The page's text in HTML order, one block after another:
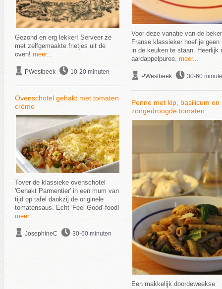
Gezond en erg lekker! Serveer ze
met zelfgemaakte frietjes uit de
oven! meer...
PWestbeek 10-20 minuten
Ovenschotel gehakt met tomaten
crème
Tover de klassieke ovenschotel
'Gehakt Parmentier' in een mum van
tijd op tafel dankzij de originele
tomatensaus. Echt 'Feel Good'-food!
meer...
JosephineC 30-60 minuten
Voor deze variatie van de
Franse klassieker hoef je geen
in de keuken te staan. Heerlijk
aardappelpuree. meer...
PWestbeek 30-60
Penne met kip, basilicum en
zongedroogde tomaten
Een makkelijk doordeweekse